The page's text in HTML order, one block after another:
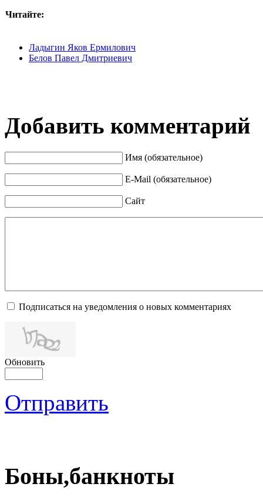
Читайте:
Ладыгин Яков Ермилович
Белов Павел Дмитриевич
Добавить комментарий
Имя (обязательное)
E-Mail (обязательное)
Сайт
Подписаться на уведомления о новых комментариях
Обновить
Отправить
Боны,банкноты